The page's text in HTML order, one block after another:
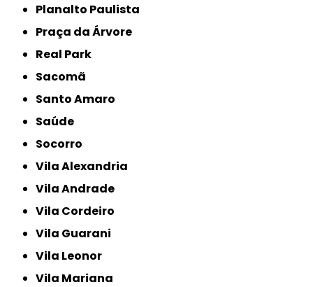
Planalto Paulista
Praça da Árvore
Real Park
Sacomã
Santo Amaro
Saúde
Socorro
Vila Alexandria
Vila Andrade
Vila Cordeiro
Vila Guarani
Vila Leonor
Vila Mariana